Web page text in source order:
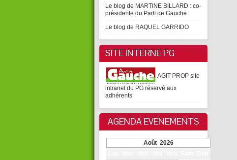
Le blog de MARTINE BILLARD : co-
présidente du Parti de Gauche
Le blog de RAQUEL GARRIDO
SITE INTERNE PG
AGIT PROP site
intranet du PG réservé aux
adhérents
AGENDA EVENEMENTS
Août 2026